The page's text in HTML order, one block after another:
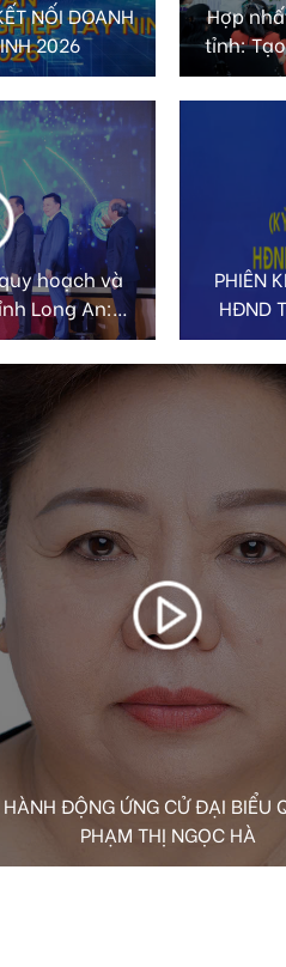
NỐI DOANH
2026
Hợp
tỉnh:
– kết
bền
hoạch và
Long An:
sản phẩm
PHIÊN
HĐND
ĐỘNG ỨNG CỬ ĐẠI BIỂU
PHẠM THỊ NGỌC HÀ